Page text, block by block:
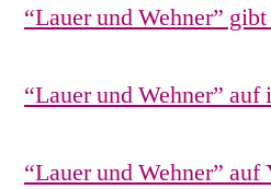
“Lauer und Wehner”
“Lauer und Wehner” auf
“Lauer und Wehner” auf